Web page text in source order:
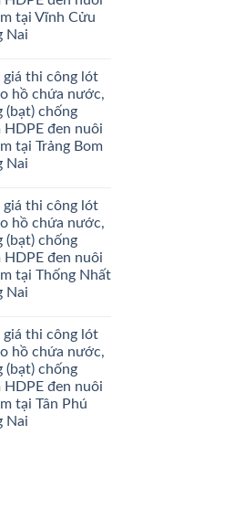
tại Vĩnh Cửu
Nai
giá thi công lót
hồ chứa nước,
(bạt) chống
HDPE đen nuôi
tại Trảng Bom
Nai
giá thi công lót
hồ chứa nước,
(bạt) chống
HDPE đen nuôi
tại Thống Nhất
Nai
giá thi công lót
hồ chứa nước,
(bạt) chống
HDPE đen nuôi
tại Tân Phú
Nai